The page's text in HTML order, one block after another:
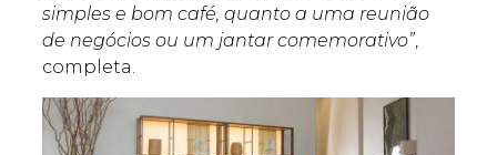
simples e bom café, quanto a uma reunião
de negócios ou um jantar comemorativo”,
completa.